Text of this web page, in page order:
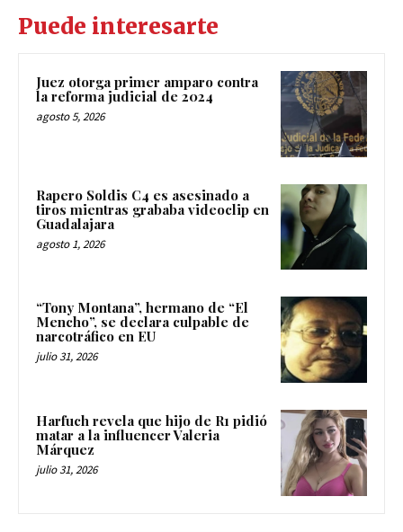
Puede interesarte
Juez otorga primer amparo contra
la reforma judicial de 2024
agosto 5, 2026
Rapero Soldis C4 es asesinado a
tiros mientras grababa videoclip en
Guadalajara
agosto 1, 2026
“Tony Montana”, hermano de “El
Mencho”, se declara culpable de
narcotráfico en EU
julio 31, 2026
Harfuch revela que hijo de R1 pidió
matar a la influencer Valeria
Márquez
julio 31, 2026